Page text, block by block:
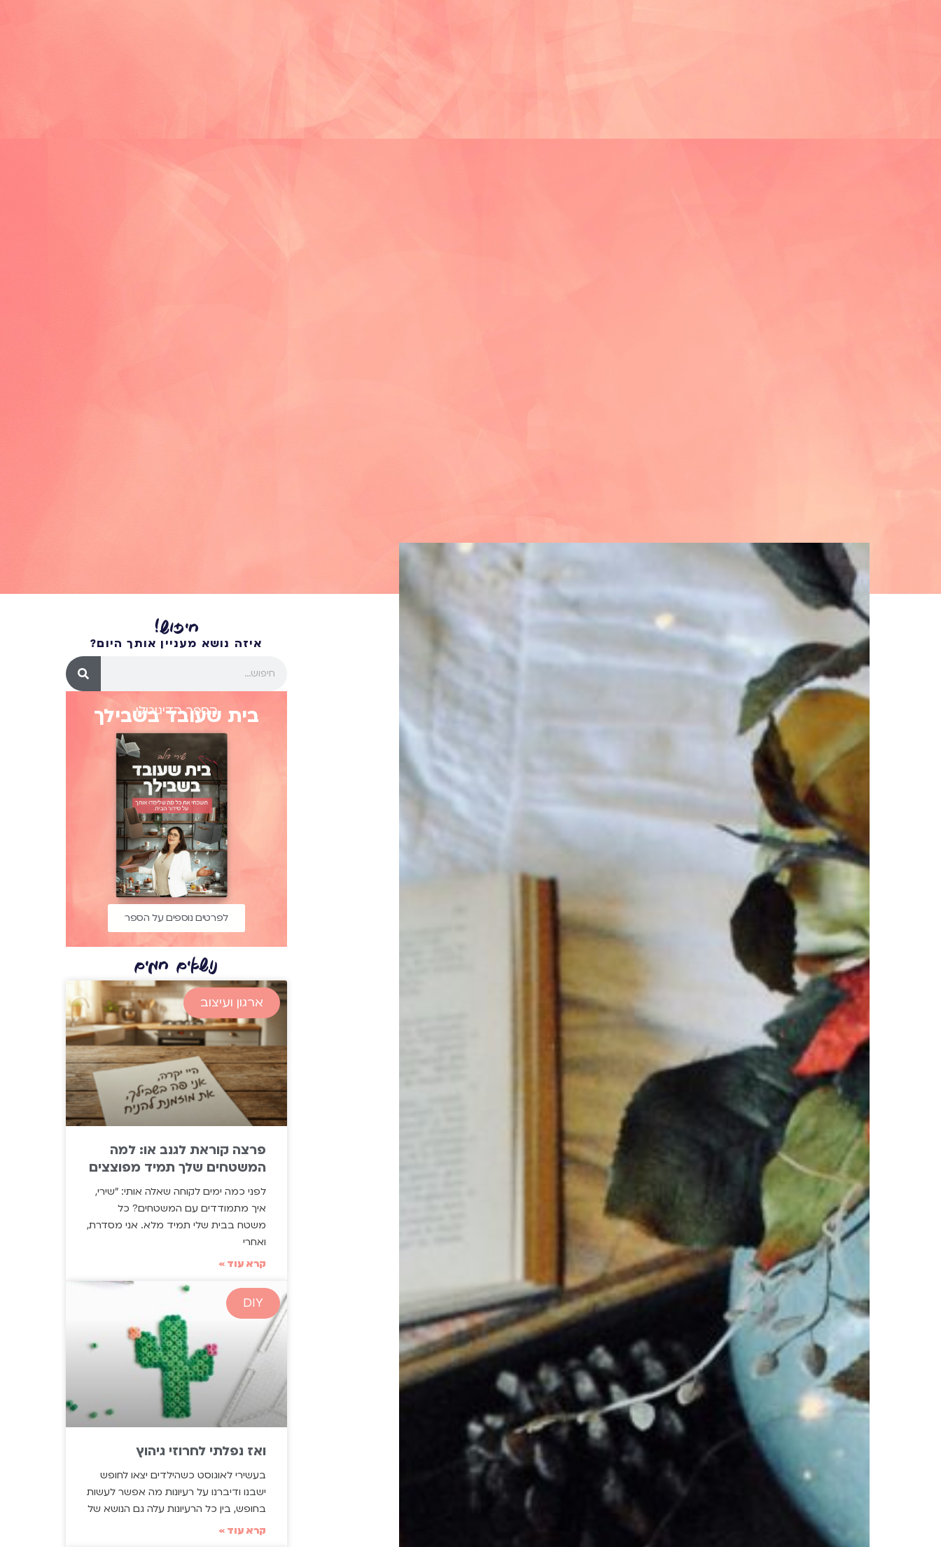
חיפוש!
איזה נושא מעניין אותך היום?
הספר הדיגיטלי
בית שעובד בשבילך
לפרטים נוספים על הספר
נושאים חמים
ארגון ועיצוב
פרצה קוראת לגנב או: למה
המשטחים שלך תמיד מפוצצים
לפני כמה ימים לקוחה שאלה אותי: "שירי,
איך מתמודדים עם המשטחים? כל
משטח בבית שלי תמיד מלא. אני מסדרת,
ואחרי
קרא עוד »
DIY
ואז נפלתי לחרוזי גיהוץ
בעשירי לאוגוסט כשהילדים יצאו לחופש
ישבנו ודיברנו על רעיונות מה אפשר לעשות
בחופש, בין כל הרעיונות עלה גם הנושא של
קרא עוד »